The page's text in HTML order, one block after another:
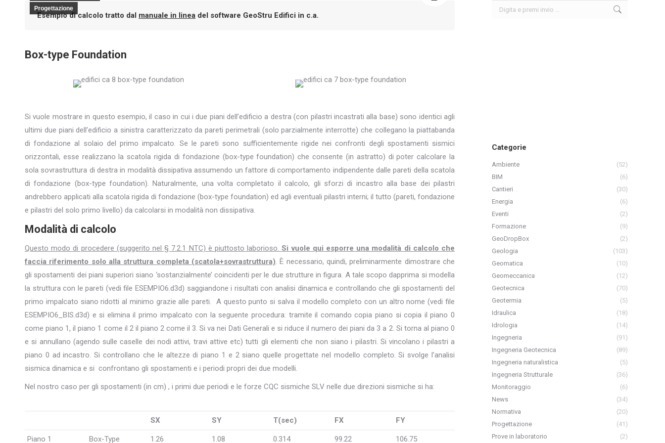
Progettazione
Esempio di calcolo tratto dal manuale in linea del software GeoStru Edifici in c.a.
Box-type Foundation
Si vuole mostrare in questo esempio, il caso in cui i due piani dell’edificio a destra (con pilastri incastrati alla base) sono identici agli
ultimi due piani dell’edificio a sinistra caratterizzato da pareti perimetrali (solo parzialmente interrotte) che collegano la piattabanda
di fondazione al solaio del primo impalcato. Se le pareti sono sufficientemente rigide nei confronti degli spostamenti sismici
orizzontali, esse realizzano la scatola rigida di fondazione (box-type foundation) che consente (in astratto) di poter calcolare la
sola sovrastruttura di destra in modalità dissipativa assumendo un fattore di comportamento indipendente dalle pareti della scatola
di fondazione (box-type foundation). Naturalmente, una volta completato il calcolo, gli sforzi di incastro alla base dei pilastri
andrebbero applicati alla scatola rigida di fondazione (box-type foundation) ed agli eventuali pilastri interni; il tutto (pareti, fondazione
e pilastri del solo primo livello) da calcolarsi in modalità non dissipativa.
Modalità di calcolo
Questo modo di procedere (suggerito nel § 7.2.1 NTC) è piuttosto laborioso.Si vuole qui esporre una modalità di calcolo che
faccia riferimento solo alla struttura completa (scatola+sovrastruttura). È necessario, quindi, preliminarmente dimostrare che
gli spostamenti dei piani superiori siano ‘sostanzialmente’ coincidenti per le due strutture in figura. A tale scopo dapprima si modella
la struttura con le pareti (vedi file ESEMPIO6.d3d) saggiandone i risultati con analisi dinamica e controllando che gli spostamenti del
primo impalcato siano ridotti al minimo grazie alle pareti. A questo punto si salva il modello completo con un altro nome (vedi file
ESEMPIO6_BIS.d3d) e si elimina il primo impalcato con la seguente procedura: tramite il comando copia piano si copia il piano 0
come piano 1, il piano 1 come il 2 il piano 2 come il 3. Si va nei Dati Generali e si riduce il numero dei piani da 3 a 2. Si torna al piano 0
e si annullano (agendo sulle caselle dei nodi attivi, travi attive etc) tutti gli elementi che non siano i pilastri. Si vincolano i pilastri a
piano 0 ad incastro. Si controllano che le altezze di piano 1 e 2 siano quelle progettate nel modello completo. Si svolge l’analisi
sismica dinamica e si confrontano gli spostamenti e i periodi propri dei due modelli.
Nel nostro caso per gli spostamenti (in cm) , i primi due periodi e le forze CQC sismiche SLV nelle due direzioni sismiche si ha:
SX SY T(sec) FX FY
Piano 1 Box-Type 1.26 1.08 0.314 99.22 106.75
Categorie
Ambiente
(52)
BIM
(6)
Cantieri
(30)
Energia
(6)
Eventi
(2)
Formazione
(9)
GeoDropBox
(2)
Geologia
(103)
Geomatica
(10)
Geomeccanica
(12)
Geotecnica
(70)
Geotermia
(5)
Idraulica
(18)
Idrologia
(14)
Ingegneria
(91)
Ingegneria Geotecnica
(89)
Ingegneria naturalistica
(5)
Ingegneria Strutturale
(36)
Monitoraggio
(6)
News
(34)
Normativa
(20)
Progettazione
(41)
Prove in laboratorio
(2)